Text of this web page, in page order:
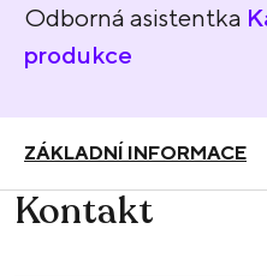
Odborná asistentka
produkce
ZÁKLADNÍ INFORMACE
Kontakt